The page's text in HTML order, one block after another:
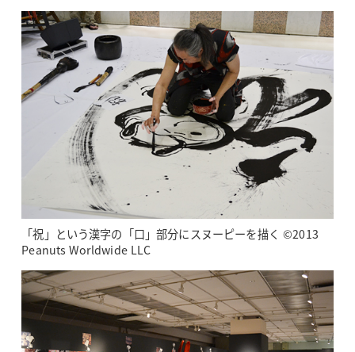
「祝」という漢字の「口」部分にスヌーピーを描く ©2013
Peanuts Worldwide LLC